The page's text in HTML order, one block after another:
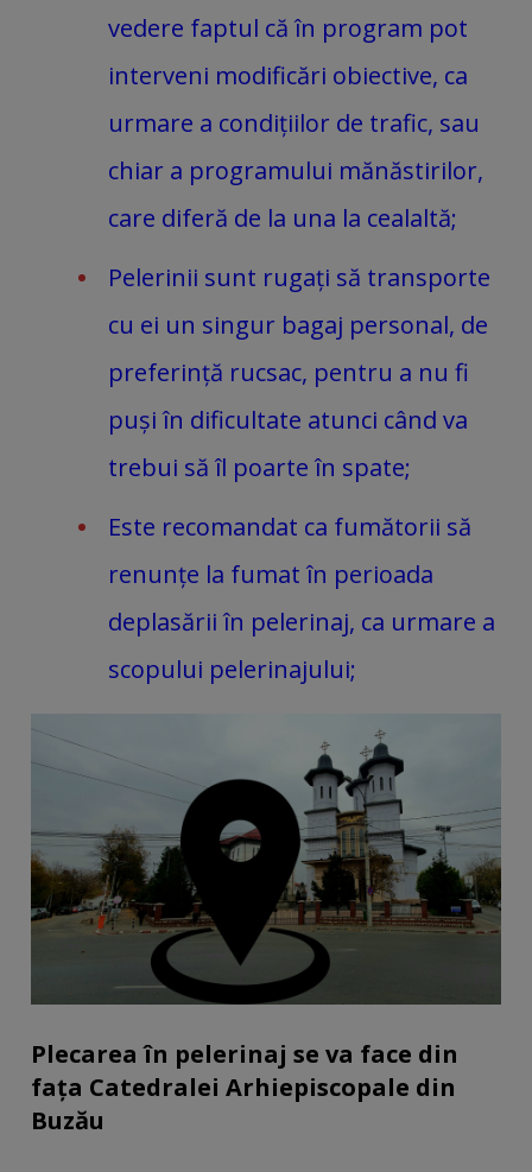
vedere faptul că în program pot
interveni modificări obiective, ca
urmare a condițiilor de trafic, sau
chiar a programului mănăstirilor,
care diferă de la una la cealaltă;
Pelerinii sunt rugați să transporte
cu ei un singur bagaj personal, de
preferință rucsac, pentru a nu fi
puși în dificultate atunci când va
trebui să îl poarte în spate;
Este recomandat ca fumătorii să
renunțe la fumat în perioada
deplasării în pelerinaj, ca urmare a
scopului pelerinajului;
Plecarea în pelerinaj se va face din
fața Catedralei Arhiepiscopale din
Buzău